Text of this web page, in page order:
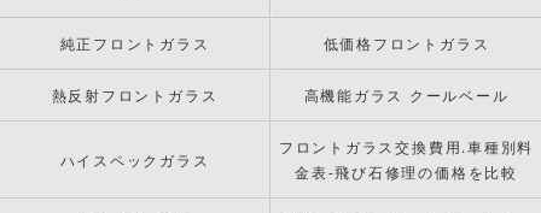
純正フロントガラス 低価格フロントガラス
熱反射フロントガラス 高機能ガラス クールベール
ハイスペックガラス
フロントガラス交換費用.車種別料
金表-飛び石修理の価格を比較